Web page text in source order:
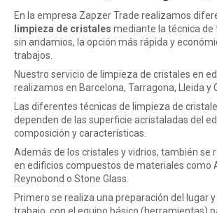
En la empresa Zapzer Trade realizamos
limpieza de cristales mediante la técnica de
sin andamios, la opción más rápida y
trabajos.
Nuestro servicio de limpieza de cristales en
realizamos en Barcelona, Tarragona, Lleida y
Las diferentes técnicas de limpieza de
dependen de las superficie acristaladas del
composición y características.
Además de los cristales y vidrios, también se
en edificios compuestos de materiales como
Reynobond o Stone Glass.
Primero se realiza una preparación del lugar y